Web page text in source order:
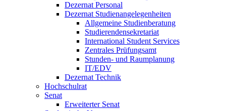
Dezernat Personal
Dezernat Studienangelegenheiten
Allgemeine Studienberatung
Studierendensekretariat
International Student Services
Zentrales Prüfungsamt
Stunden- und Raumplanung
IT/EDV
Dezernat Technik
Hochschulrat
Senat
Erweiterter Senat